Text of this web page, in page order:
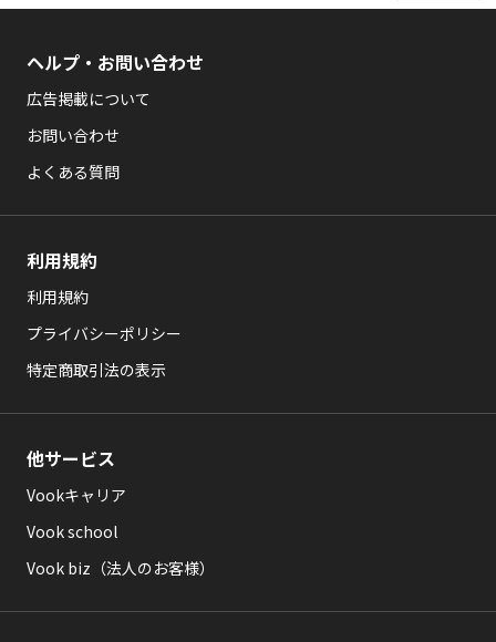
ヘルプ・お問い合わせ
広告掲載について
お問い合わせ
よくある質問
利用規約
利用規約
プライバシーポリシー
特定商取引法の表示
他サービス
Vookキャリア
Vook school
Vook biz（法人のお客様）